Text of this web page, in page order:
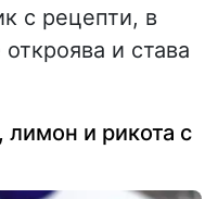
с рецепти, в
и става
и рикота с